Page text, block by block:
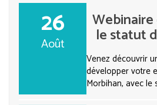
26
Août le statut
Venez découvrir
développer votre
Morbihan, avec le